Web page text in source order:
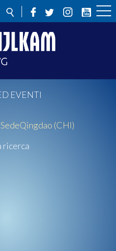
EVENTI
SedeQingdao (CHI)
ricerca